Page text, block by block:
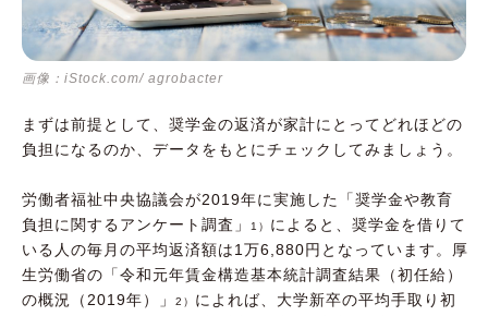
画像：iStock.com/ agrobacter
まずは前提として、奨学金の返済が家計にとってどれほどの
負担になるのか、データをもとにチェックしてみましょう。
労働者福祉中央協議会が2019年に実施した「奨学金や教育
負担に関するアンケート調査」
1） によると、奨学金を借りて
いる人の毎月の平均返済額は1万6,880円となっています。厚
生労働省の「令和元年賃金構造基本統計調査結果（初任給）
の概況（2019年）」
2） によれば、大学新卒の平均手取り初